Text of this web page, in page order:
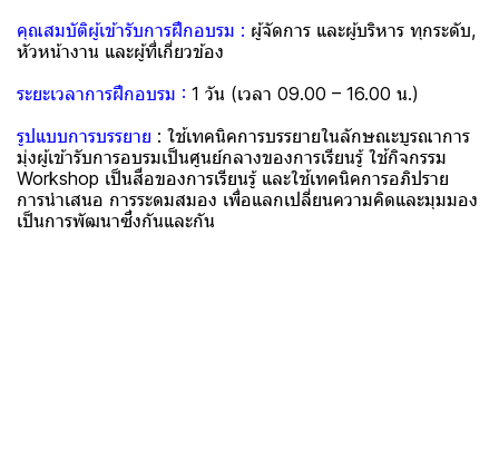
คุณสมบัติผู้เข้ารับการฝึกอบรม : ผู้จัดการ และผู้บริหาร ทุกระดับ,
หัวหน้างาน และผู้ที่เกี่ยวข้อง
ระยะเวลาการฝึกอบรม : 1 วัน (เวลา 09.00 – 16.00 น.)
รูปแบบการบรรยาย : ใช้เทคนิคการบรรยายในลักษณะบูรณาการ
มุ่งผู้เข้ารับการอบรมเป็นศูนย์กลางของการเรียนรู้ ใช้กิจกรรม
Workshop เป็นสื่อของการเรียนรู้ และใช้เทคนิคการอภิปราย
การนำเสนอ การระดมสมอง เพื่อแลกเปลี่ยนความคิดและมุมมอง
เป็นการพัฒนาซึ่งกันและกัน